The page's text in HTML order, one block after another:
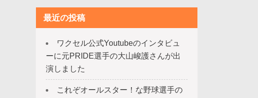
最近の投稿
ワクセル公式Youtubeのインタビュ
ーに元PRIDE選手の大山峻護さんが出
演しました
これぞオールスター！な野球選手の